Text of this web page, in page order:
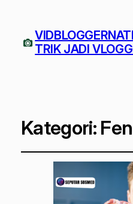
TRIK JADI
Kategori: